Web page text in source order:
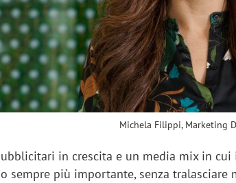
Michela Filippi, Marketing
in crescita e un media mix in
sempre più importante, senza tralasciare
Ads: «L'Italia è un
e continuerà a
Networking
startup Kicè
"spreco di